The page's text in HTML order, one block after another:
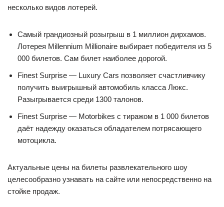
несколько видов лотерей.
Самый грандиозный розыгрыш в 1 миллион дирхамов.
Лотерея Millennium Millionaire выбирает победителя из 5
000 билетов. Сам билет наиболее дорогой.
Finest Surprise — Luxury Cars позволяет счастливчику
получить выигрышный автомобиль класса Люкс.
Разыгрывается среди 1300 талонов.
Finest Surprise — Motorbikes с тиражом в 1 000 билетов
даёт надежду оказаться обладателем потрясающего
мотоцикла.
Актуальные цены на билеты развлекательного шоу
целесообразно узнавать на сайте или непосредственно на
стойке продаж.